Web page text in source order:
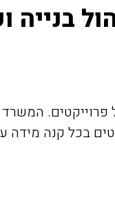
בנייה
פרוייקטים.
בכל קנה מידה